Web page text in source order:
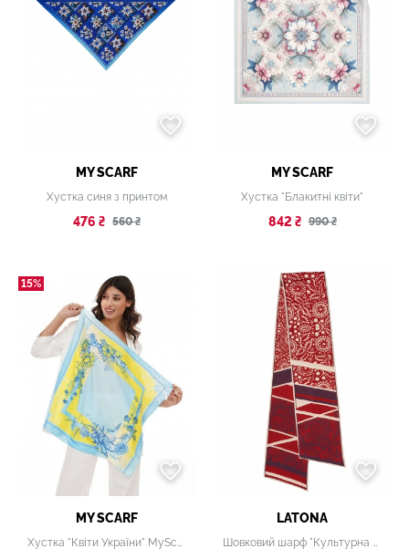
MY SCARF
Хустка синя з принтом
476 ₴ 560 ₴
MY SCARF
Хустка "Блакитні квіти"
842 ₴ 990 ₴
15%
MY SCARF
Хустка "Квіти України" MyScarf 90 на 90 см
LATONA
Шовковий шарф "Культурна спадщита. Вибійка" Cherry, 15х140 см